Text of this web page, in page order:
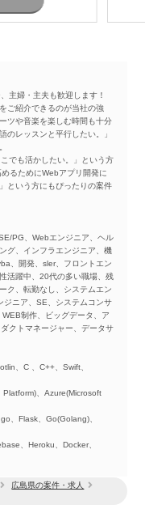
広島県の案件・求人
主婦・主夫も歓迎します！
ご紹介できるのが当社の強
ツや音楽を楽しむ時間も十分
のレッスンと平行したい。」
でも活かしたい。」という方
るためにWebアプリ開発に
という方にもぴったりの案件
PG、Webエンジニア、ヘル
グ、インフラエンジニア、機
、開発、sler、フロントエン
活躍中、20代の多い職場、残
ク、転勤なし、システムエン
ジニア、SE、システムコンサ
制作、ビッグデータ、ア
クトマネージャー、データサ
、C 、C++、Swift、
、Azure(Microsoft
、Flask、Go(Golang)、
、Heroku、Docker、